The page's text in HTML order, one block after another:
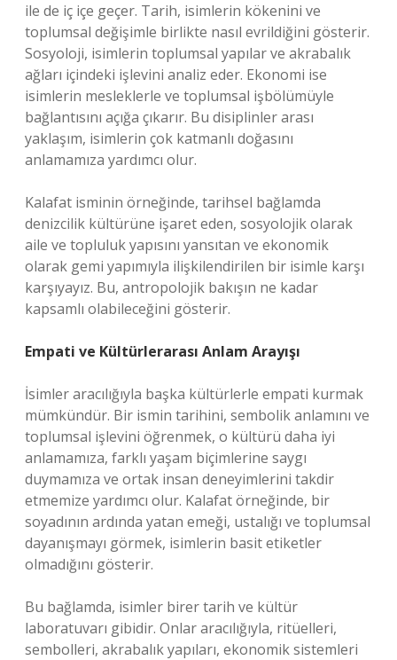
ile de iç içe geçer. Tarih, isimlerin kökenini ve
toplumsal değişimle birlikte nasıl evrildiğini gösterir.
Sosyoloji, isimlerin toplumsal yapılar ve akrabalık
ağları içindeki işlevini analiz eder. Ekonomi ise
isimlerin mesleklerle ve toplumsal işbölümüyle
bağlantısını açığa çıkarır. Bu disiplinler arası
yaklaşım, isimlerin çok katmanlı doğasını
anlamamıza yardımcı olur.
Kalafat isminin örneğinde, tarihsel bağlamda
denizcilik kültürüne işaret eden, sosyolojik olarak
aile ve topluluk yapısını yansıtan ve ekonomik
olarak gemi yapımıyla ilişkilendirilen bir isimle karşı
karşıyayız. Bu, antropolojik bakışın ne kadar
kapsamlı olabileceğini gösterir.
Empati ve Kültürlerarası Anlam Arayışı
İsimler aracılığıyla başka kültürlerle empati kurmak
mümkündür. Bir ismin tarihini, sembolik anlamını ve
toplumsal işlevini öğrenmek, o kültürü daha iyi
anlamamıza, farklı yaşam biçimlerine saygı
duymamıza ve ortak insan deneyimlerini takdir
etmemize yardımcı olur. Kalafat örneğinde, bir
soyadının ardında yatan emeği, ustalığı ve toplumsal
dayanışmayı görmek, isimlerin basit etiketler
olmadığını gösterir.
Bu bağlamda, isimler birer tarih ve kültür
laboratuvarı gibidir. Onlar aracılığıyla, ritüelleri,
sembolleri, akrabalık yapıları, ekonomik sistemleri